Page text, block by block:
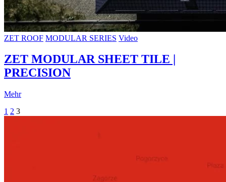
ZET ROOF MODULAR SERIES Video
ZET MODULAR SHEET TILE |
PRECISION
Mehr
1 2 3